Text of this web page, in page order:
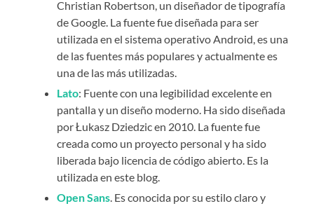
Christian Robertson, un diseñador de tipografía
de Google. La fuente fue diseñada para ser
utilizada en el sistema operativo Android, es una
de las fuentes más populares y actualmente es
una de las más utilizadas.
Lato: Fuente con una legibilidad excelente en
pantalla y un diseño moderno. Ha sido diseñada
por Łukasz Dziedzic en 2010. La fuente fue
creada como un proyecto personal y ha sido
liberada bajo licencia de código abierto. Es la
utilizada en este blog.
Open Sans. Es conocida por su estilo claro y